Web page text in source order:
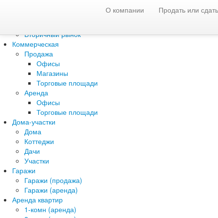
О компании Продать или
Вторичный рынок
Коммерческая
Продажа
Офисы
Магазины
Торговые площади
Аренда
Офисы
Торговые площади
Дома-участки
Дома
Коттеджи
Дачи
Участки
Гаражи
Гаражи (продажа)
Гаражи (аренда)
Аренда квартир
1-комн (аренда)